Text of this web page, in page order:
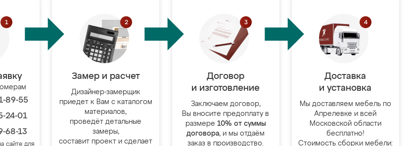
89-55
24-01
68-13
сайте для
Замер и расчет
Дизайнер-замерщик
приедет к Вам с каталогом
материалов,
проведёт детальные
замеры,
составит проект и сделает
Договор
и изготовление
Заключаем договор,
Вы вносите предоплату в
размере 10% от суммы
договора, и мы отдаём
заказ в производство.
Доставка
и установка
Мы доставляем мебель по
Апрелевке и всей
Московской области
бесплатно!
Стоимость сборки мебели: